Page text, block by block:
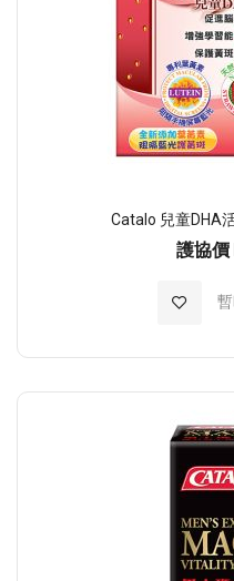
Catalo 兒童DHA
護協價
加入至